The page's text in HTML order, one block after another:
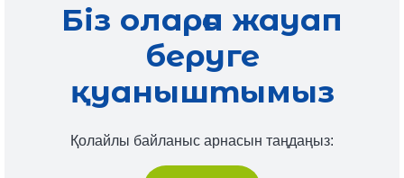
Біз оларға жауап
беруге
қуаныштымыз
Қолайлы байланыс арнасын таңдаңыз: